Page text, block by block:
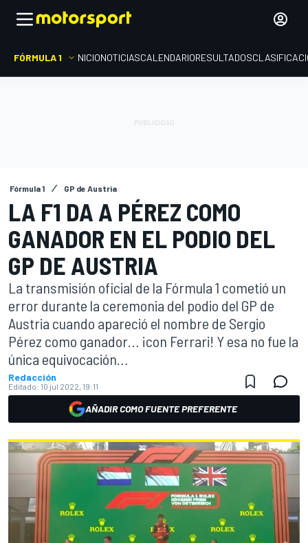
FÓRMULA 1 INICIONOTICIASCALENDARIORESULTADOS
Fórmula 1 GP de Austria
LA F1 DA A PÉREZ COMO
GANADOR EN EL PODIO DEL
GP DE AUSTRIA
La transmisión oficial de la Fórmula 1 cometió un
error durante la ceremonia del podio del GP de
Austria cuando apareció el nombre de Sergio
Pérez como ganador… ¡con Ferrari! Y esa no fue la
única equivocación…
Redacción
Editado: 10 jul 2022, 19:11
AÑADIR COMO FUENTE PREFERENTE